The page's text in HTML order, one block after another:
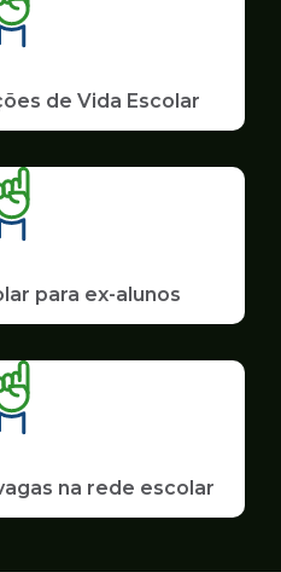
de Vida Escolar
para ex-alunos
na rede escolar